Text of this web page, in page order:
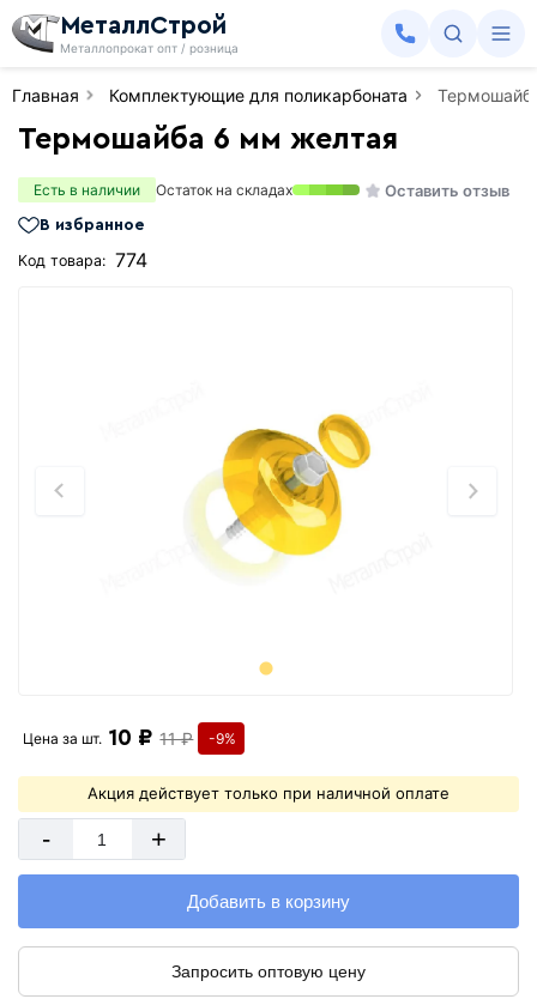
МеталлСтрой
Металлопрокат опт / розница
Главная Комплектующие для поликарбоната
Термошайба 6 мм желтая
Есть в наличии Остаток на складах Оставить отзыв
В избранное
Код товара: 774
Цена за шт. 10 ₽ 11 ₽ -9%
Акция действует только при наличной оплате
- +
Добавить в корзину
Запросить оптовую цену